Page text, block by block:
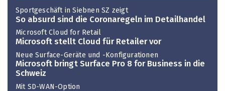
Sportgeschäft in Siebnen SZ zeigt
So absurd sind die Coronaregeln im Detailhandel
Microsoft Cloud for Retail
Microsoft stellt Cloud für Retailer vor
Neue Surface-Geräte und -Konfigurationen
Microsoft bringt Surface Pro 8 for Business in die
Schweiz
Mit SD-WAN-Option